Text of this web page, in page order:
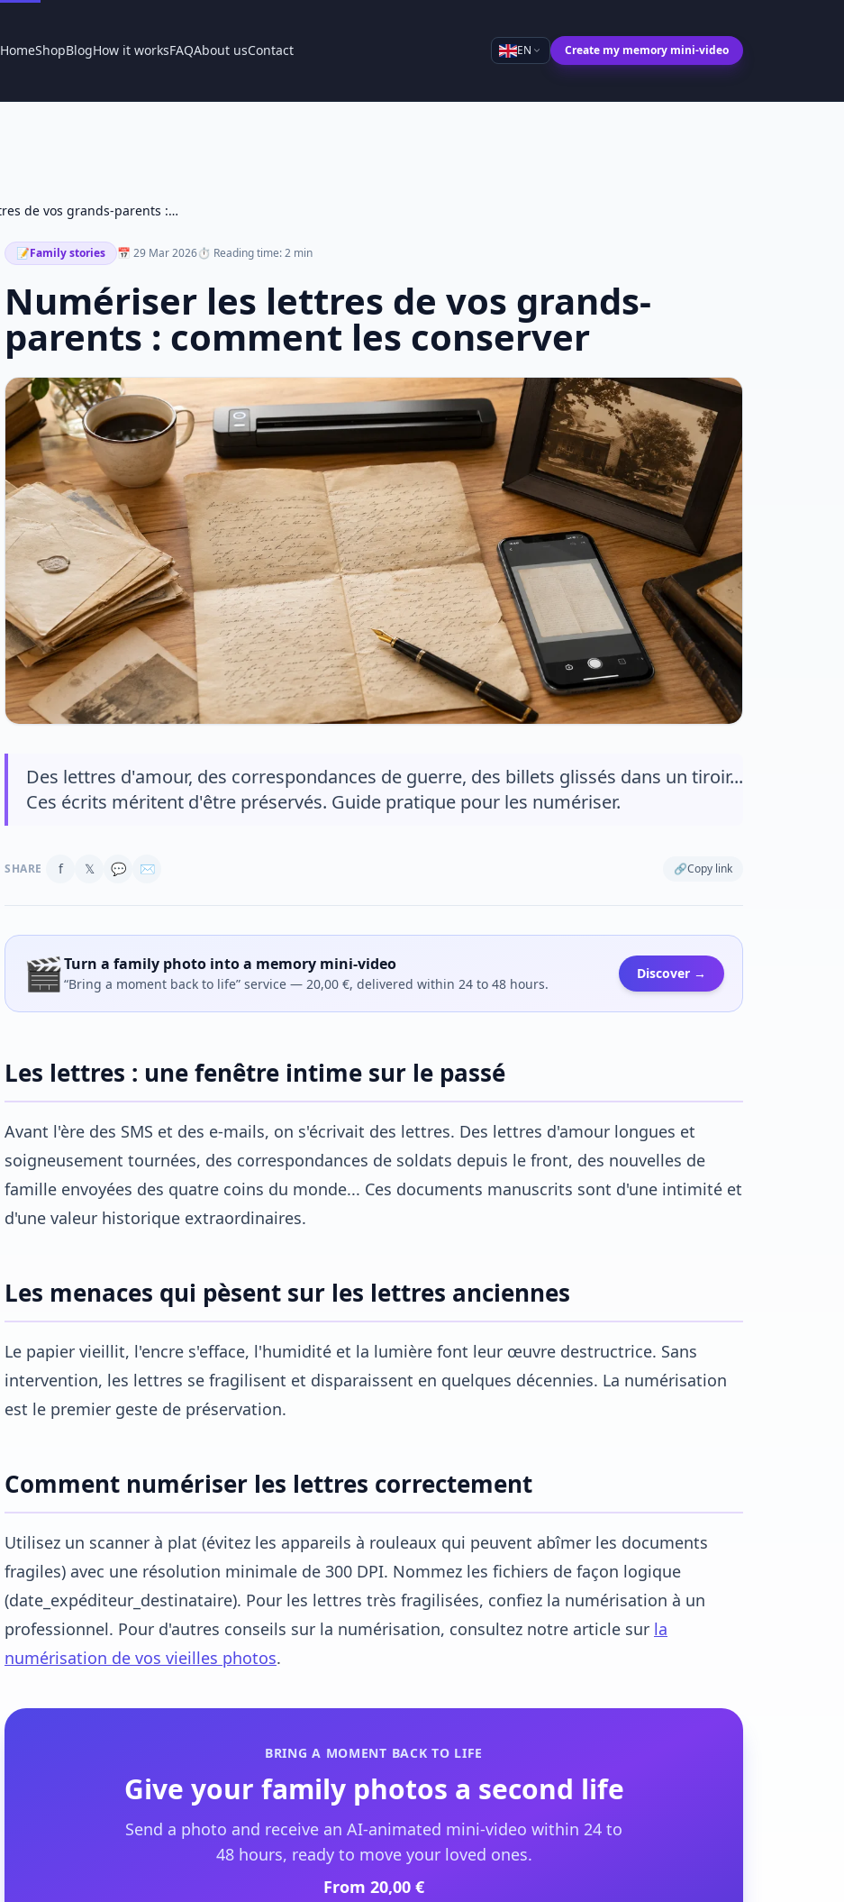
HomeShopBlogHow it worksFAQAbout usContact EN Create my memory mini-video
Numériser les lettres de vos grands-parents : comment les conserver
📝Family stories 📅 29 Mar 2026⏱ Reading time: 2 min
Numériser les lettres de vos grands-
parents : comment les conserver
Des lettres d'amour, des correspondances de guerre, des billets glissés dans un tiroir...
Ces écrits méritent d'être préservés. Guide pratique pour les numériser.
SHARE f 𝕏 💬 ✉ 🔗Copy link
🎬Turn a family photo into a memory mini-video
“Bring a moment back to life” service — 20,00 €, delivered within 24 to 48 hours.
Discover →
Les lettres : une fenêtre intime sur le passé
Avant l'ère des SMS et des e-mails, on s'écrivait des lettres. Des lettres d'amour longues et
soigneusement tournées, des correspondances de soldats depuis le front, des nouvelles de
famille envoyées des quatre coins du monde... Ces documents manuscrits sont d'une intimité et
d'une valeur historique extraordinaires.
Les menaces qui pèsent sur les lettres anciennes
Le papier vieillit, l'encre s'efface, l'humidité et la lumière font leur œuvre destructrice. Sans
intervention, les lettres se fragilisent et disparaissent en quelques décennies. La numérisation
est le premier geste de préservation.
Comment numériser les lettres correctement
Utilisez un scanner à plat (évitez les appareils à rouleaux qui peuvent abîmer les documents
fragiles) avec une résolution minimale de 300 DPI. Nommez les fichiers de façon logique
(date_expéditeur_destinataire). Pour les lettres très fragilisées, confiez la numérisation à un
professionnel. Pour d'autres conseils sur la numérisation, consultez notre article sur la
numérisation de vos vieilles photos.
BRING A MOMENT BACK TO LIFE
Give your family photos a second life
Send a photo and receive an AI-animated mini-video within 24 to
48 hours, ready to move your loved ones.
From 20,00 €